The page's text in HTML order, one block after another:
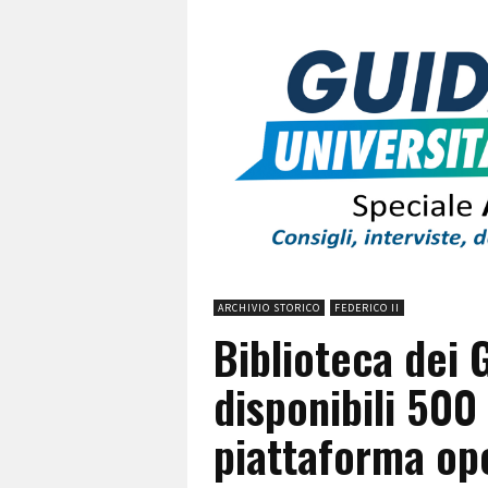
ARCHIVIO STORICO FEDERICO II
Biblioteca dei
disponibili
piattaforma